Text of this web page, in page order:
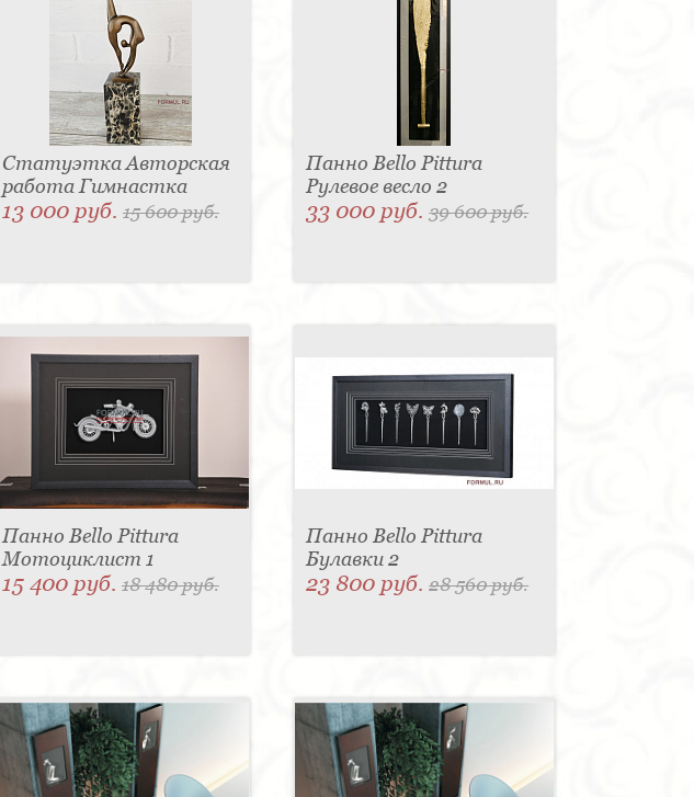
Статуэтка Авторская
работа Гимнастка
13 000 руб. 15 600 руб.
Панно Bello Pittura
Рулевое весло 2
33 000 руб.39 600 руб.
Панно Bello Pittura
Мотоциклист 1
15 400 руб. 18 480 руб.
Панно Bello Pittura
Булавки 2
23 800 руб.28 560 руб.